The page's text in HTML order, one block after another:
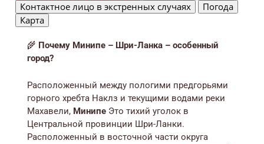
Контактное лицо в экстренных случаях
Погода
Карта
🌾 Почему Минипе – Шри-Ланка – особенный
город?
Расположенный между пологими предгорьями
горного хребта Наклз и текущими водами реки
Махавели, Минипе Это тихий уголок в
Центральной провинции Шри-Ланки.
Расположенный в восточной части округа